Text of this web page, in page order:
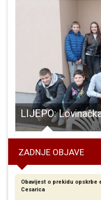
ZADNJE OBJAVE
Obavijest o prekidu opskrbe
Cesarica